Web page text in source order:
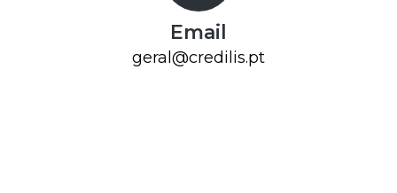
Email
geral@credilis.pt